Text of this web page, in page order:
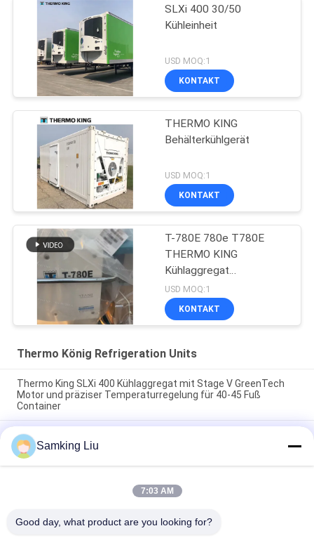
SLXi 400 30/50
Kühleinheit
USD MOQ:1
KONTAKT
THERMO KING
Behälterkühlgerät
USD MOQ:1
KONTAKT
T-780E 780e T780E
THERMO KING
Kühlaggregat
Elektrolüfter mit
Dieselmotor mit
elektrischem Standby
USD MOQ:1
KONTAKT
Thermo König Refrigeration Units
Thermo King SLXi 400 Kühlaggregat mit Stage V GreenTech
Motor und präziser Temperaturregelung für 40-45 Fuß
Container
Modell Legend L-1880 30/50 THERMO KING neue
Anhängerkühlvorrichtung Asien-Pazifik-Markt bessere
Kraftstoffeinsparung und bessere Kühlleistung
T-880 Pro T-80 T-680Pro/T-780Pro/T-1080Pro/T-1280Pro
Kühlanlagen-Einheit für Kühltransporter mit
Samking Liu
7:03 AM
Good day, what product are you looking for?